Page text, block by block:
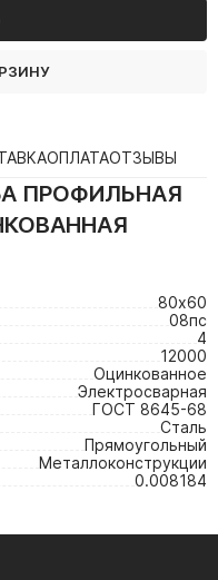
ОПЛАТАОТЗЫВЫ
ПРОФИЛЬНАЯ
80х60
08пс
4
12000
Оцинкованное
Электросварная
ГОСТ 8645-68
Сталь
Прямоугольный
Металлоконструкции
0.008184